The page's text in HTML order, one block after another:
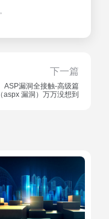
下一篇
ASP漏洞全接触-高级篇
（aspx 漏洞）万万没想到